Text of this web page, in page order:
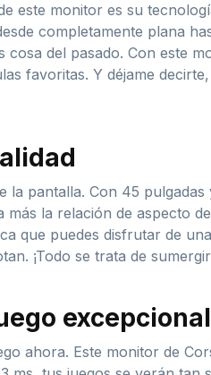
este monitor es su
completamente plana
cosa del pasado. Con este
favoritas. Y déjame
la pantalla. Con 45
más la relación de aspecto
que puedes disfrutar de
¡Todo se trata de
excepcional
ahora. Este monitor de